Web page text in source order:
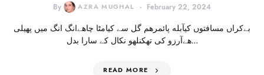
By AZRA MUGHAL February 22, 2024
بےکراں مسافتوں کیآبله پائمرهم گل سے کیامٹا چاهےانگ انگ میں پهیلی
هےآرزو کی تھکنلهو نکال کے سارا بدل…
READ MORE